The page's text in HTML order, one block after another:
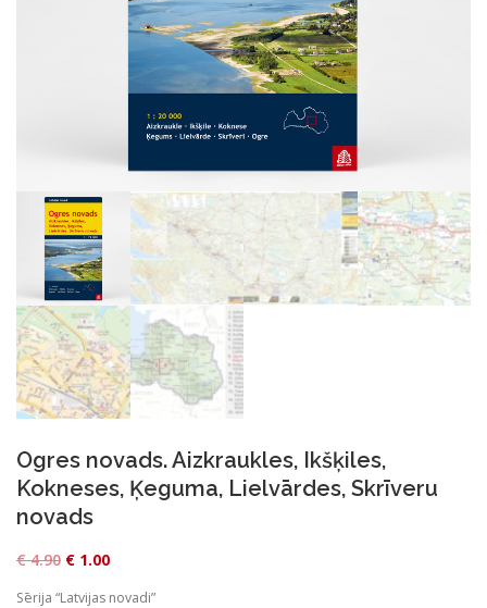
Ogres novads. Aizkraukles, Ikšķiles,
Kokneses, Ķeguma, Lielvārdes, Skrīveru
novads
€4.90 O
€ 1.00C
Sērija “Latvijas novadi”